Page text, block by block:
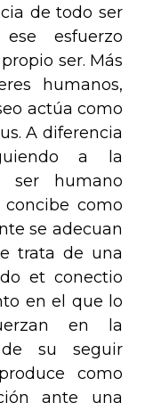
de todo ser
esfuerzo
ser. Más
humanos,
actúa como
. A diferencia
a la
ser humano
como
se adecuan
trata de una
et conectio
en el que lo
en la
su seguir
como
ante una